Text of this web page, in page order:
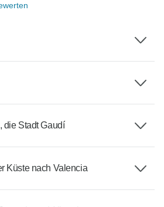
die Stadt Gaudí
Küste nach Valencia